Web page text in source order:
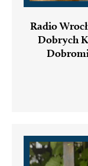
Radio
Dobrych